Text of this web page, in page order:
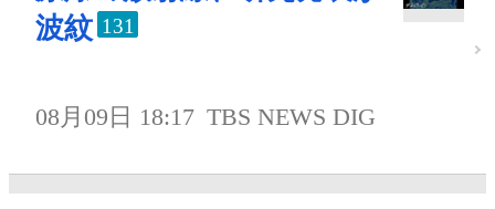
波紋 131
08月09日 18:17 TBS NEWS DIG